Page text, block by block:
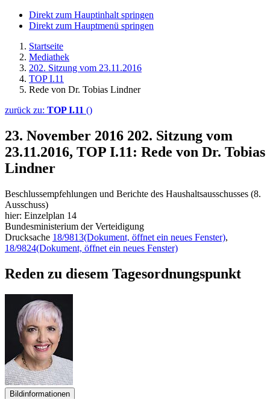
Direkt zum Hauptinhalt springen
Direkt zum Hauptmenü springen
Startseite
Mediathek
202. Sitzung vom 23.11.2016
TOP I.11
Rede von Dr. Tobias Lindner
zurück zu: TOP I.11 ()
23. November 2016 202. Sitzung vom
23.11.2016, TOP I.11: Rede von Dr. Tobias
Lindner
Beschlussempfehlungen und Berichte des Haushaltsausschusses (8.
Ausschuss)
hier: Einzelplan 14
Bundesministerium der Verteidigung
Drucksache 18/9813(Dokument, öffnet ein neues Fenster),
18/9824(Dokument, öffnet ein neues Fenster)
Reden zu diesem Tagesordnungspunkt
Bildinformationen